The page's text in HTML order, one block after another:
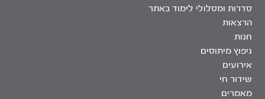
סדרות ומסלולי לימוד באתר
הרצאות
חנות
ניפוץ מיתוסים
אירועים
שידור חי
מאמרים